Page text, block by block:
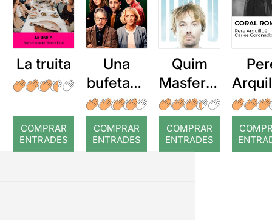
La truita
COMPRAR
ENTRADES
Una
bufetada
a temps
COMPRAR
ENTRADES
Quim
Masferre
r: Temps
COMPRAR
ENTRADES
: